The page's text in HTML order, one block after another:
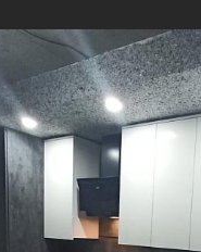
СХЕМА
ОТЗЫВЫ
КОНТАКТЫ